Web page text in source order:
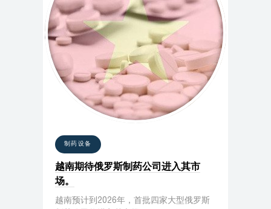
制药设备
越南期待俄罗斯制药公司进入其市
场。
越南预计到2026年，首批四家大型俄罗斯